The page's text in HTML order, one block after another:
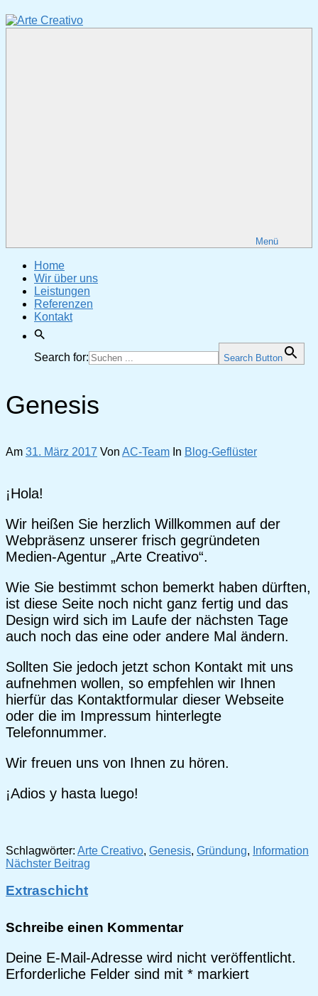
Inhalt
Menü
Home
Wir über uns
Leistungen
Referenzen
Kontakt
Search for: Search Button
Genesis
Am 31. März 2017 Von AC-Team In Blog-Geflüster
¡Hola!
Wir heißen Sie herzlich Willkommen auf der
Webpräsenz unserer frisch gegründeten
Medien-Agentur „Arte Creativo“.
Wie Sie bestimmt schon bemerkt haben dürften,
ist diese Seite noch nicht ganz fertig und das
Design wird sich im Laufe der nächsten Tage
auch noch das eine oder andere Mal ändern.
Sollten Sie jedoch jetzt schon Kontakt mit uns
aufnehmen wollen, so empfehlen wir Ihnen
hierfür das Kontaktformular dieser Webseite
oder die im Impressum hinterlegte
Telefonnummer.
Wir freuen uns von Ihnen zu hören.
¡Adios y hasta luego!
Schlagwörter: Arte Creativo, Genesis, Gründung, Information
Beitragsnavigation
Nächster Beitrag
Extraschicht
Schreibe einen Kommentar
Deine E-Mail-Adresse wird nicht veröffentlicht.
Erforderliche Felder sind mit * markiert